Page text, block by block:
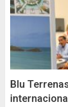
Blu